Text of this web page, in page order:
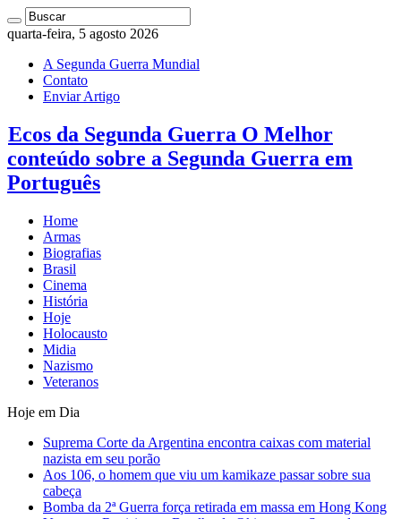
quarta-feira, 5 agosto 2026
A Segunda Guerra Mundial
Contato
Enviar Artigo
Ecos da Segunda Guerra O Melhor
conteúdo sobre a Segunda Guerra em
Português
Home
Armas
Biografias
Brasil
Cinema
História
Hoje
Holocausto
Midia
Nazismo
Veteranos
Hoje em Dia
Suprema Corte da Argentina encontra caixas com material
nazista em seu porão
Aos 106, o homem que viu um kamikaze passar sobre sua
cabeça
Bomba da 2ª Guerra força retirada em massa em Hong Kong